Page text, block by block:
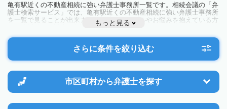
亀有駅近くの不動産相続に強い弁護士事務所一覧です。相続会議の「弁
護士検索サービス」では、亀有駅近くの不動産相続に強い弁護士事務所
を一覧で見ることが出来ます。相続のトラブルやお悩みを抱えている方
は一度近隣の弁護士に相談してみましょう。
もっと見る
さらに条件を絞り込む
市区町村から弁護士を探す